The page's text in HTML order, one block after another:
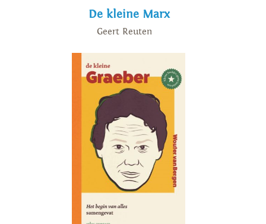
De kleine Marx
Geert Reuten